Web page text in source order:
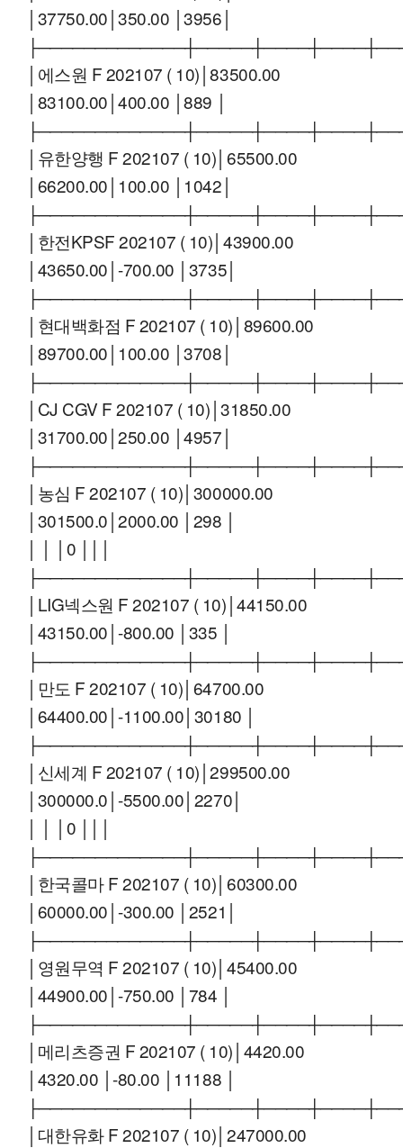
│37750.00│350.00 │3956│
│에스원 F 202107 ( 10)│83500.00
│83100.00│400.00 │889 │
│유한양행 F 202107 ( 10)│65500.00
│66200.00│100.00 │1042│
│한전KPSF 202107 ( 10)│43900.00
│43650.00│-700.00 │3735│
│현대백화점 F 202107 ( 10)│89600.00
│89700.00│100.00 │3708│
│CJ CGV F 202107 ( 10)│31850.00
│31700.00│250.00 │4957│
│농심 F 202107 ( 10)│300000.00
│301500.0│2000.00 │298 │
│ │ │0 │││
│LIG넥스원 F 202107 ( 10)│44150.00
│43150.00│-800.00 │335 │
│만도 F 202107 ( 10)│64700.00
│64400.00│-1100.00│30180 │
│신세계 F 202107 ( 10)│299500.00
│300000.0│-5500.00│2270│
│ │ │0 │││
│한국콜마 F 202107 ( 10)│60300.00
│60000.00│-300.00 │2521│
│영원무역 F 202107 ( 10)│45400.00
│44900.00│-750.00 │784 │
│메리츠증권 F 202107 ( 10)│4420.00
│4320.00 │-80.00 │11188 │
│대한유화 F 202107 ( 10)│247000.00